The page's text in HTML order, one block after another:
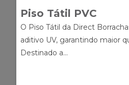
Piso Tátil PVC
O Piso Tátil da Direct
aditivo UV, garantindo maior
Destinado a...